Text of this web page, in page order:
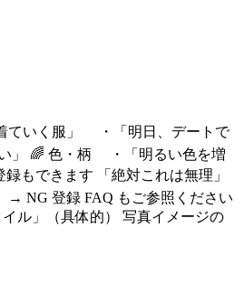
ていく服」 ・「明日、デートで
」 🌈 色・柄 ・「明るい色を増
できます 「絶対これは無理」
→ NG 登録 FAQ もご参照ください
」（具体的） 写真イメージの